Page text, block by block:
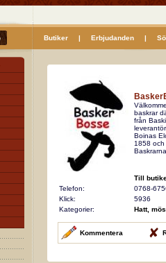
Butiker| Erbjudanden|
baskrar
från
Boinas
1858 och
Till
Telefon:
0768-
Klick:
5936
Kategorier:
Hatt,
Kommentera